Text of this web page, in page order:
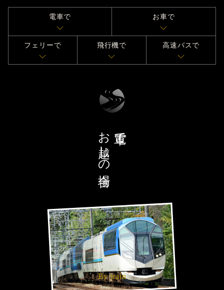
電車で お車で
フェリーで 飛行機で 高速バスで
電車で
お越しの場合
By train